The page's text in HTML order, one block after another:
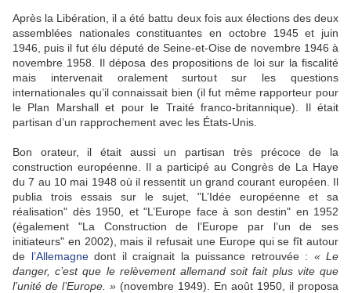
Après la Libération, il a été battu deux fois aux élections des deux
assemblées nationales constituantes en octobre 1945 et juin
1946, puis il fut élu député de Seine-et-Oise de novembre 1946 à
novembre 1958. Il déposa des propositions de loi sur la fiscalité
mais intervenait oralement surtout sur les questions
internationales qu’il connaissait bien (il fut même rapporteur pour
le Plan Marshall et pour le Traité franco-britannique). Il était
partisan d’un rapprochement avec les États-Unis.
Bon orateur, il était aussi un partisan très précoce de la
construction européenne. Il a participé au Congrès de La Haye
du 7 au 10 mai 1948 où il ressentit un grand courant européen. Il
publia trois essais sur le sujet, "L’Idée européenne et sa
réalisation" dès 1950, et "L’Europe face à son destin" en 1952
(également "La Construction de l’Europe par l’un de ses
initiateurs" en 2002), mais il refusait une Europe qui se fît autour
de l’Allemagnedont il craignait la puissance retrouvée : « Le
danger, c’est que le relèvement allemand soit fait plus vite que
l’unité de l’Europe. » (novembre 1949). En août 1950, il proposa